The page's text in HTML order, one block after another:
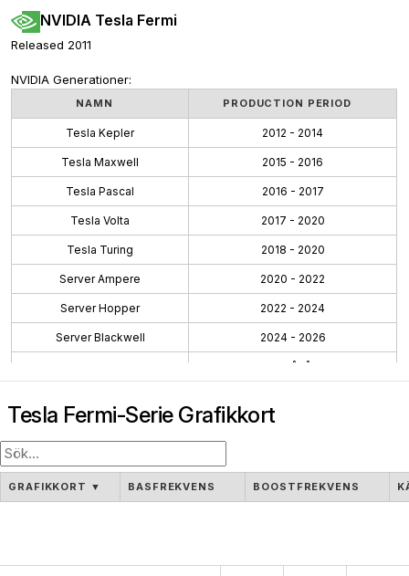
NVIDIA Tesla Fermi
Released 2011
NVIDIA Generationer:
NAMN PRODUCTION PERIOD
Tesla Kepler 2012 - 2014
Tesla Maxwell 2015 - 2016
Tesla Pascal 2016 - 2017
Tesla Volta 2017 - 2020
Tesla Turing 2018 - 2020
Server Ampere 2020 - 2022
Server Hopper 2022 - 2024
Server Blackwell 2024 - 2026
2026 - Pågående
Tesla Fermi 2011 - 2011
Tesla Fermi-Serie Grafikkort
GRAFIKKORT ▼ BASFREKVENS BOOSTFREKVENS